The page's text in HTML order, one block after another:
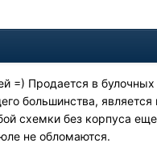
=) Продается в
большинства,
схемки без корпуса
не обломаются.